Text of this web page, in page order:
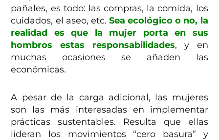
pañales, es todo: las compras, la comida, los
cuidados, el aseo, etc. Sea ecológico o no, la
realidad es que la mujer porta en sus
hombros estas responsabilidades, y en
muchas ocasiones se añaden las
económicas.
A pesar de la carga adicional, las mujeres
son las más interesadas en implementar
prácticas sustentables. Resulta que ellas
lideran los movimientos “cero basura” y